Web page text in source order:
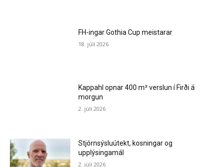
FH-ingar Gothia Cup meistarar
18. júlí 2026
Kappahl opnar 400 m² verslun í Firði á
morgun
2. júlí 2026
Stjórnsýsluútekt, kosningar og
upplýsingamál
2. júlí 2026